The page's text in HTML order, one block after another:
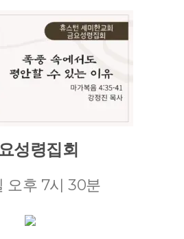
성령집회
오후 7시 30분